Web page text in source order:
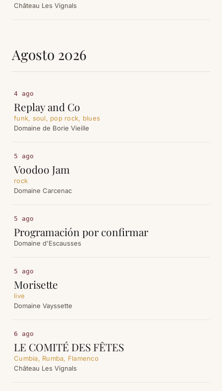
Château Les Vignals
Agosto 2026
4 ago
Replay and Co
funk, soul, pop rock, blues
Domaine de Borie Vieille
5 ago
Voodoo Jam
rock
Domaine Carcenac
5 ago
Programación por confirmar
Domaine d'Escausses
5 ago
Morisette
live
Domaine Vayssette
6 ago
LE COMITÉ DES FÊTES
Cumbia, Rumba, Flamenco
Château Les Vignals